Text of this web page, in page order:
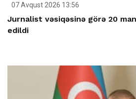
07 Avqust 2026 13:56
Jurnalist vəsiqəsinə görə 20
edildi